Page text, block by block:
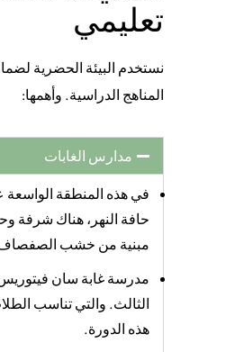
تعليمي
نستخدم البيئة الحضرية
المناهج الدراسية. وأهمها:
مدارس الغابات
في هذه المنطقة الواسعة
حافة النهر، هناك شرفة
مبنية من خشب
مدرسة غابة سان
الثالث. والتي تناسب
هذه الدورة.